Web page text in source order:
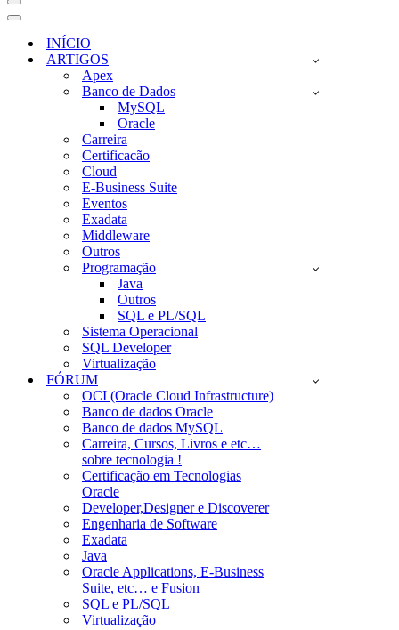
Menu
de
navegação
Menu
navegaçãoINÍCIO
ARTIGOS
Apex
Banco de Dados
MySQL
Oracle
Carreira
Certificacão
Cloud
E-Business Suite
Eventos
Exadata
Middleware
Outros
Programação
Java
Outros
SQL e PL/SQL
Sistema Operacional
SQL Developer
Virtualização
FÓRUM
OCI (Oracle Cloud Infrastructure)
Banco de dados Oracle
Banco de dados MySQL
Carreira, Cursos, Livros e etc…
sobre tecnologia !
Certificação em Tecnologias
Oracle
Developer,Designer e Discoverer
Engenharia de Software
Exadata
Java
Oracle Applications, E-Business
Suite, etc… e Fusion
SQL e PL/SQL
Virtualização